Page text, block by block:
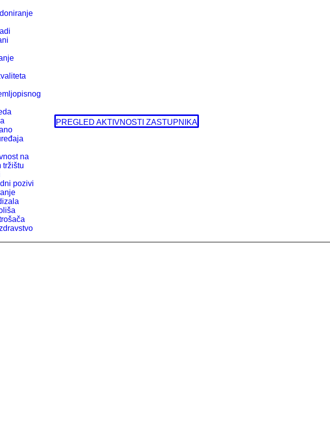
na
tržištu
pozivi
PREGLED AKTIVNOSTI ZASTUPNIKA